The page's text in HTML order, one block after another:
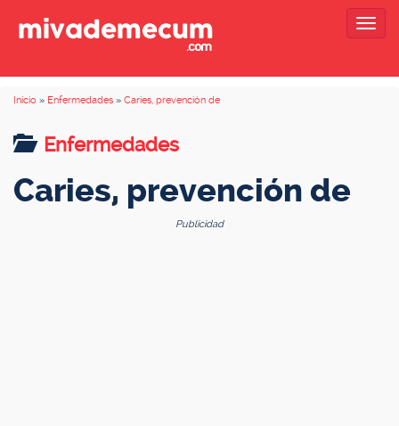
Inicio » Enfermedades » Caries, prevención de
Enfermedades
Caries, prevención de
Publicidad